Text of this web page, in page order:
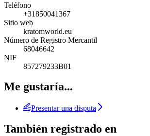
Teléfono
+31850041367
Sitio web
kratomworld.eu
Número de Registro Mercantil
68046642
NIF
857279233B01
Me gustaría...
Presentar una disputa
También registrado en